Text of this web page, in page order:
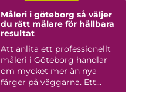
Måleri i göteborg så väljer
du rätt målare för hållbara
resultat
Att anlita ett professionellt
måleri i Göteborg handlar
om mycket mer än nya
färger på väggarna. Ett...